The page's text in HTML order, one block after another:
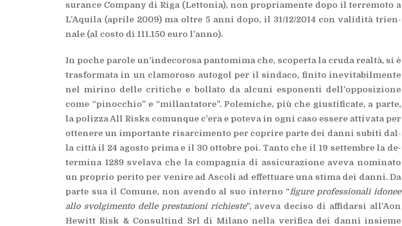
su­ran­ce Com­pa­ny di Riga (Let­to­nia), non pro­pria­men­te dopo il ter­re­mo­to a
L’A­qui­la (apri­le 2009) ma ol­tre 5 anni dopo, il 31/​12/​2014 con va­li­di­tà trien­
na­le (al co­sto di 111.150 euro l’an­no).
In po­che pa­ro­le un’in­de­co­ro­sa pan­to­mi­ma che, sco­per­ta la cru­da real­tà, si è
tra­sfor­ma­ta in un cla­mo­ro­so au­to­gol per il sin­da­co, fi­ni­to ine­vi­ta­bil­men­te
nel mi­ri­no del­le cri­ti­che e bol­la­to da al­cu­ni espo­nen­ti del­l’op­po­si­zio­ne
come “pi­noc­chio” e “mil­lan­ta­to­re”. Po­le­mi­che, più che giu­sti­fi­ca­te, a par­te,
la po­liz­za All Ri­sks co­mun­que c’e­ra e po­te­va in ogni caso es­se­re at­ti­va­ta per
ot­te­ne­re un im­por­tan­te ri­sar­ci­men­to per co­pri­re par­te dei dan­ni su­bi­ti dal­
la cit­tà il 24 ago­sto pri­ma e il 30 ot­to­bre poi. Tan­to che il 19 set­tem­bre la de­
ter­mi­na 1289 sve­la­va che la com­pa­gnia di as­si­cu­ra­zio­ne ave­va no­mi­na­to
un pro­prio pe­ri­to per ve­ni­re ad Asco­li ad ef­fet­tua­re una sti­ma dei dan­ni. Da
par­te sua il Co­mu­ne, non aven­do al suo in­ter­no “fi­gu­re pro­fes­sio­na­li ido­nee
allo svol­gi­men­to del­le pre­sta­zio­ni ri­chie­ste”, ave­va de­ci­so di af­fi­dar­si al­l’Aon
Hewitt Risk & Con­sul­tind Srl di Mi­la­no nel­la ve­ri­fi­ca dei dan­ni in­sie­me